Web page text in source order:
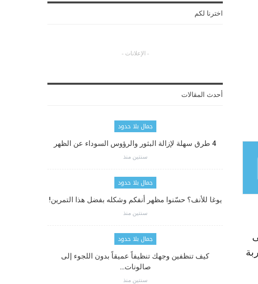
اخترنا لكم
- الإعلانات -
أحدث المقالات
جمال بلا حدود
4 طرق سهلة لإزالة البثور والرؤوس السوداء عن الظهر
سنتين منذ
جمال بلا حدود
يوغا للأنف؟ حسّنوا مظهر أنفكم وشكله بفضل هذا التمرين!
سنتين منذ
جمال بلا حدود
كيف تنظفين وجهك تنظيفاً عميقاً بدون اللجوء إلى
صالونات…
سنتين منذ